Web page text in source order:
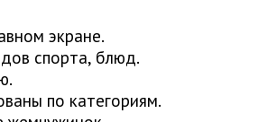
экране.
спорта, блюд.
по категориям.